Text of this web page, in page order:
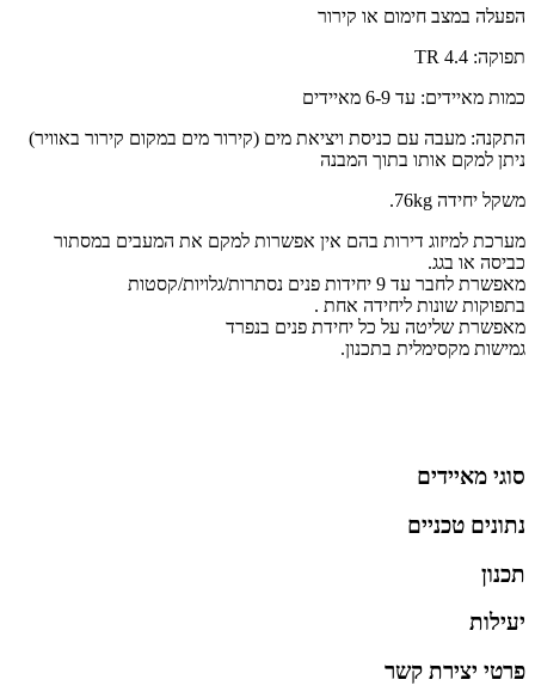
הפעלה במצב חימום או קירור
תפוקה: 4.4 TR
כמות מאיידים: עד 6-9 מאיידים
התקנה: מעבה עם כניסת ויציאת מים (קירור מים במקום קירור באוויר)
ניתן למקם אותו בתוך המבנה
משקל יחידה 76kg.
מערכת למיזוג דירות בהם אין אפשרות למקם את המעבים במסתור
כביסה או בגג.
מאפשרת לחבר עד 9 יחידות פנים נסתרות/גלויות/קסטות
בתפוקות שונות ליחידה אחת .
מאפשרת שליטה על כל יחידת פנים בנפרד
גמישות מקסימלית בתכנון.
סוגי מאיידים
נתונים טכניים
תכנון
יעילות
פרטי יצירת קשר